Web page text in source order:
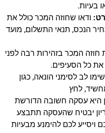
בעיות.
ודאו שחוזה המכר כולל את
הנכס, תנאי התשלום, מועד
חוזה המכר בזהירות רבה לפני
כל הסעיפים.
שימו לב לסימני הונאה, כגון
לחץ
היא עסקה חשובה הדורשת
יבטיח שהעסקה תתבצע
ויסייע לכם להימנע מבעיות